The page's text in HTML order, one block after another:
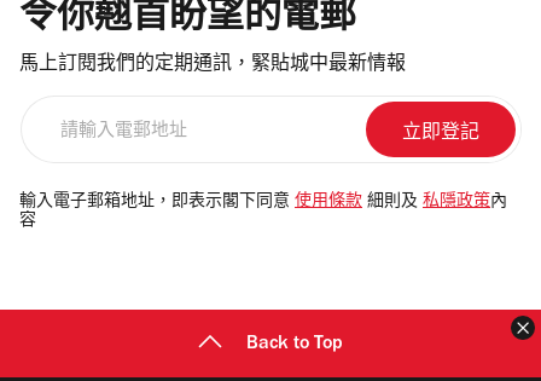
令你翹首盼望的電郵
馬上訂閱我們的定期通訊，緊貼城中最新情報
電
郵
輸入電子郵箱地址，即表示閣下同意 使用條款 細則及 私隱政策 內
容
Back to Top